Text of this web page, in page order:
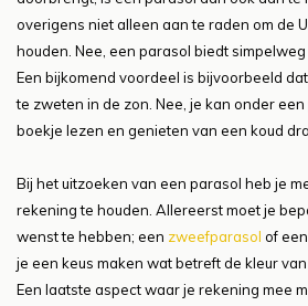
overigens niet alleen aan te raden om de
houden. Nee, een parasol biedt
Een bijkomend voordeel is bijvoorbeeld
te zweten in de zon. Nee, je kan onder
boekje lezen en genieten van een koud
Bij het uitzoeken van een parasol heb je
rekening te houden. Allereerst moet je
wenst te hebben; een zweefparasol of een
je een keus maken wat betreft de kleur
Een laatste aspect waar je rekening mee